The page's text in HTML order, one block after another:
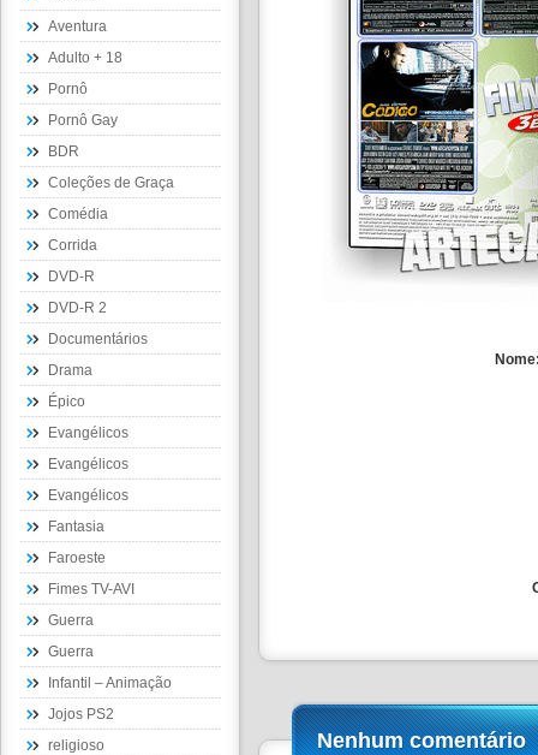
Aventura
Adulto + 18
Pornô
Pornô Gay
BDR
Coleções de Graça
Comédia
Corrida
DVD-R
DVD-R 2
Documentários
Drama
Épico
Evangélicos
Evangélicos
Evangélicos
Fantasia
Faroeste
Fimes TV-AVI
Guerra
Guerra
Infantil – Animação
Jojos PS2
religioso
Nenhum comentário